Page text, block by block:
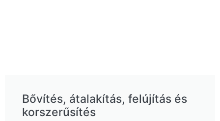
Bővítés, átalakítás, felújítás és
korszerűsítés